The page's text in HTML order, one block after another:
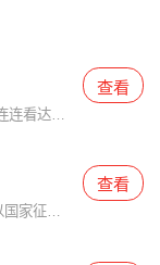
【连连看达人装修房子游戏简介】 连连看达人装修房子是一款结合了经典连连看玩法与家居装修元素的休闲益智游戏。玩家需要在限定时间内通过连接相同的图案来消除它们，每消除一对图案即可获得装修材料和金币，用于装
查看
《波兰球之战内置菜单版》是一款以国家征战和统一为核心的策略游戏，在游戏中，玩家扮演一位国家的领袖，通过建设城市、发展经济、招募军队和与其他国家进行外交、战争等手段，最终实现统一和国家崛起的目标。游戏以
查看